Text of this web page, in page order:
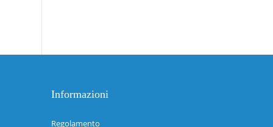
Informazioni
Regolamento